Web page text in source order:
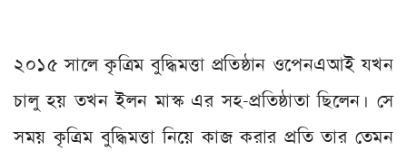
২০১৫ সালে কৃত্রিম বুদ্ধিমত্তা প্রতিষ্ঠান ওপেনএআই যখন
চালু হয় তখন ইলন মাস্ক এর সহ-প্রতিষ্ঠাতা ছিলেন। সে
সময় কৃত্রিম বুদ্ধিমত্তা নিয়ে কাজ করার প্রতি তার তেমন